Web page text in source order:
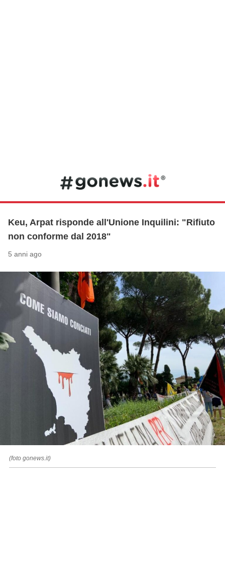
Keu, Arpat risponde all'Unione Inquilini: "Rifiuto
non conforme dal 2018"
5 anni ago
(foto gonews.it)